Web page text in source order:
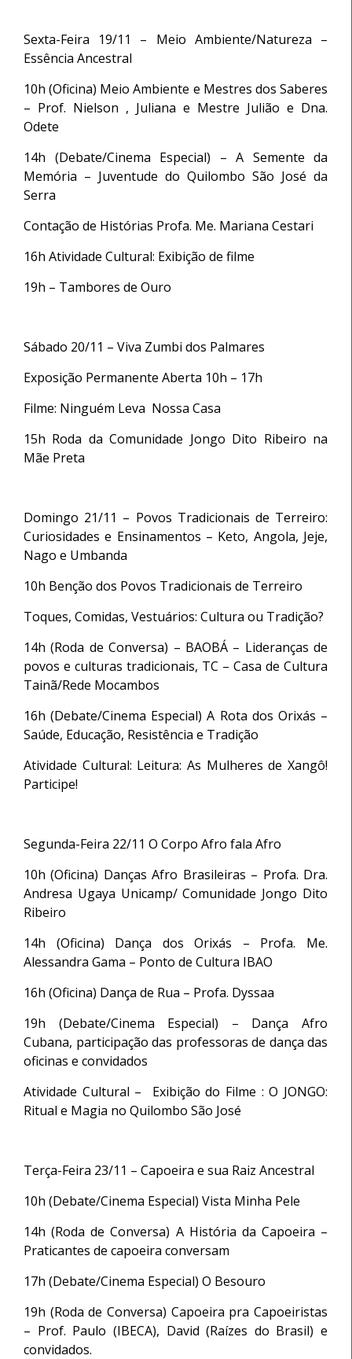
Sexta-Feira 19/11 – Meio Ambiente/Natureza –
Essência Ancestral
10h (Oficina) Meio Ambiente e Mestres dos Saberes
– Prof. Nielson , Juliana e Mestre Julião e Dna.
Odete
14h (Debate/Cinema Especial) – A Semente da
Memória – Juventude do Quilombo São José da
Serra
Contação de Histórias Profa. Me. Mariana Cestari
16h Atividade Cultural: Exibição de filme
19h – Tambores de Ouro
Sábado 20/11 – Viva Zumbi dos Palmares
Exposição Permanente Aberta 10h – 17h
Filme: Ninguém Leva Nossa Casa
15h Roda da Comunidade Jongo Dito Ribeiro na
Mãe Preta
Domingo 21/11 – Povos Tradicionais de Terreiro:
Curiosidades e Ensinamentos – Keto, Angola, Jeje,
Nago e Umbanda
10h Benção dos Povos Tradicionais de Terreiro
Toques, Comidas, Vestuários: Cultura ou Tradição?
14h (Roda de Conversa) – BAOBÁ – Lideranças de
povos e culturas tradicionais, TC – Casa de Cultura
Tainã/Rede Mocambos
16h (Debate/Cinema Especial) A Rota dos Orixás –
Saúde, Educação, Resistência e Tradição
Atividade Cultural: Leitura: As Mulheres de Xangô!
Participe!
Segunda-Feira 22/11 O Corpo Afro fala Afro
10h (Oficina) Danças Afro Brasileiras – Profa. Dra.
Andresa Ugaya Unicamp/ Comunidade Jongo Dito
Ribeiro
14h (Oficina) Dança dos Orixás – Profa. Me.
Alessandra Gama – Ponto de Cultura IBAO
16h (Oficina) Dança de Rua – Profa. Dyssaa
19h (Debate/Cinema Especial) – Dança Afro
Cubana, participação das professoras de dança das
oficinas e convidados
Atividade Cultural – Exibição do Filme : O JONGO:
Ritual e Magia no Quilombo São José
Terça-Feira 23/11 – Capoeira e sua Raiz Ancestral
10h (Debate/Cinema Especial) Vista Minha Pele
14h (Roda de Conversa) A História da Capoeira –
Praticantes de capoeira conversam
17h (Debate/Cinema Especial) O Besouro
19h (Roda de Conversa) Capoeira pra Capoeiristas
– Prof. Paulo (IBECA), David (Raízes do Brasil) e
convidados.